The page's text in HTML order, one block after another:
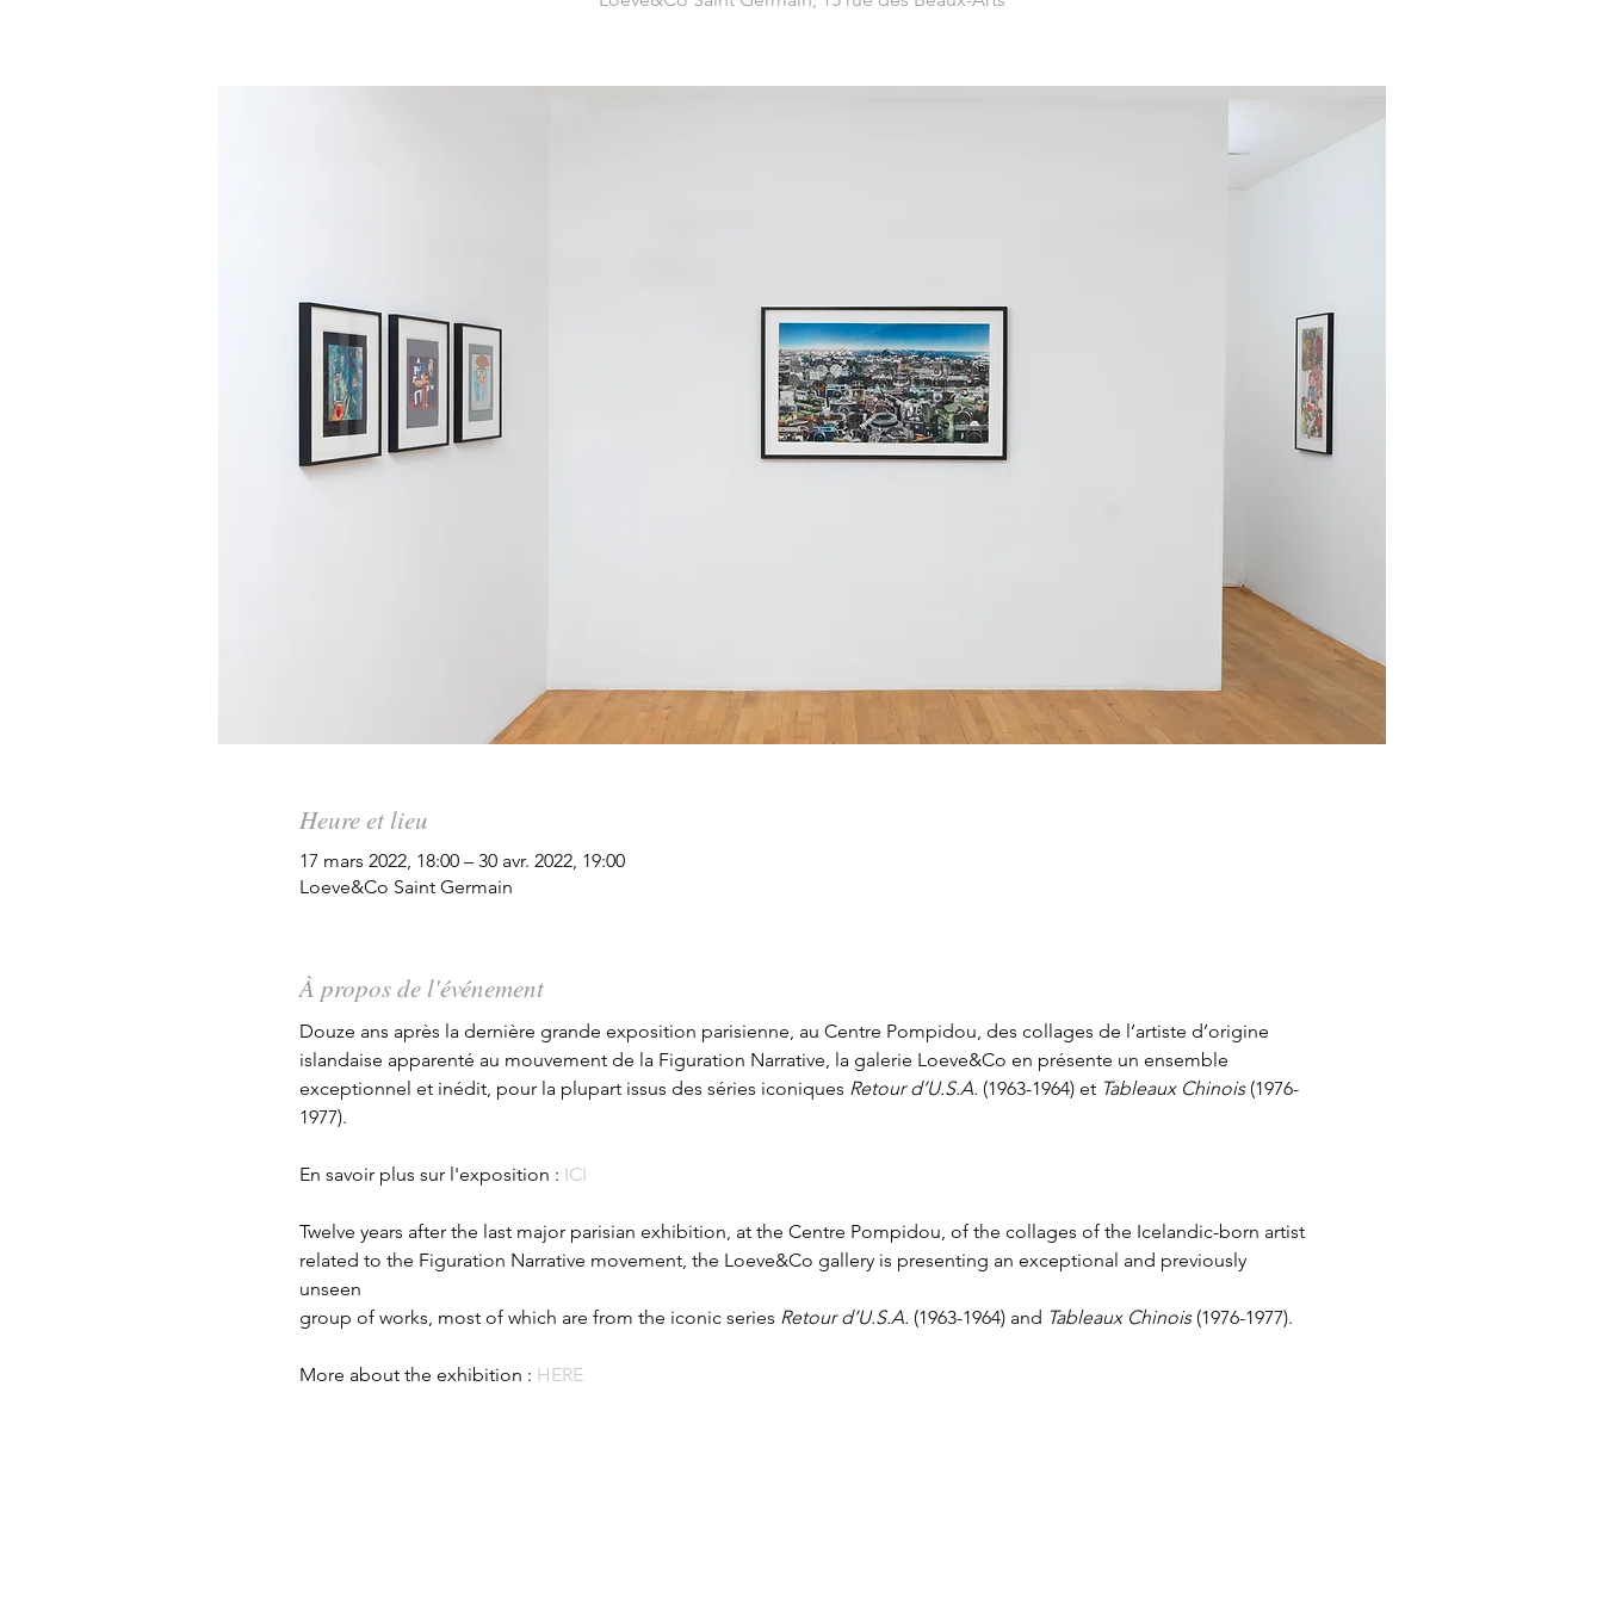
Heure et lieu
17 mars 2022, 18:00 – 30 avr. 2022, 19:00
Loeve&Co Saint Germain
À propos de l'événement
Douze ans après la dernière grande exposition parisienne, au Centre Pompidou, des collages de l’artiste d’origine
islandaise apparenté au mouvement de la Figuration Narrative, la galerie Loeve&Co en présente un ensemble
exceptionnel et inédit, pour la plupart issus des séries iconiques Retour d’U.S.A. (1963-1964) et Tableaux Chinois (1976-
1977).
En savoir plus sur l'exposition : ICI
Twelve years after the last major parisian exhibition, at the Centre Pompidou, of the collages of the Icelandic-born artist
related to the Figuration Narrative movement, the Loeve&Co gallery is presenting an exceptional and previously
unseen
group of works, most of which are from the iconic series Retour d’U.S.A. (1963-1964) and Tableaux Chinois (1976-1977).
More about the exhibition : HERE